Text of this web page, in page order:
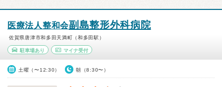
医療法人整和会副島整形外科病院
佐賀県唐津市和多田天満町（和多田駅）
駐車場あり マイナ受付
土曜（〜12:30） 朝（8:30〜）